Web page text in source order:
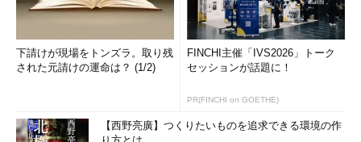
下請けが現場をトンズラ。取り残
された元請けの運命は？ (1/2)
FINCHI主催「IVS2026」トーク
セッションが話題に！
PR(FINCHI on GOETHE)
【西野亮廣】つくりたいものを追求できる環境の作